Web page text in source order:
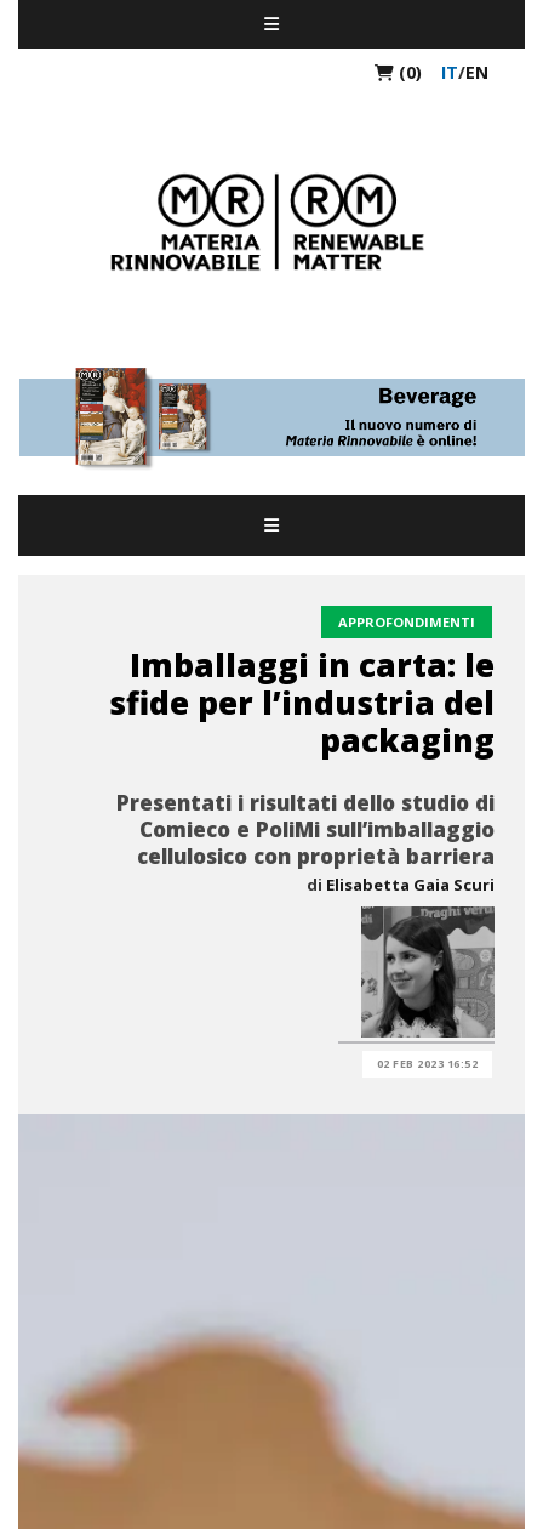
(0) IT/EN
APPROFONDIMENTI
Imballaggi in carta: le
sfide per l’industria del
packaging
Presentati i risultati dello studio di
Comieco e PoliMi sull’imballaggio
cellulosico con proprietà barriera
di Elisabetta Gaia Scuri
02 FEB 2023 16:52